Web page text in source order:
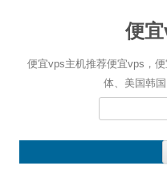
便
便宜vps主机推荐便宜vps，
体、美国韩
搜